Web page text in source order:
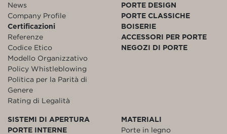
News
Company Profile
Certificazioni
Referenze
Codice Etico
Modello Organizzativo
Policy Whistleblowing
Politica per la Parità di
Genere
Rating di Legalità
PORTE DESIGN
PORTE CLASSICHE
BOISERIE
ACCESSORI PER PORTE
NEGOZI DI PORTE
SISTEMI DI APERTURA
PORTE INTERNE
MATERIALI
Porte in legno